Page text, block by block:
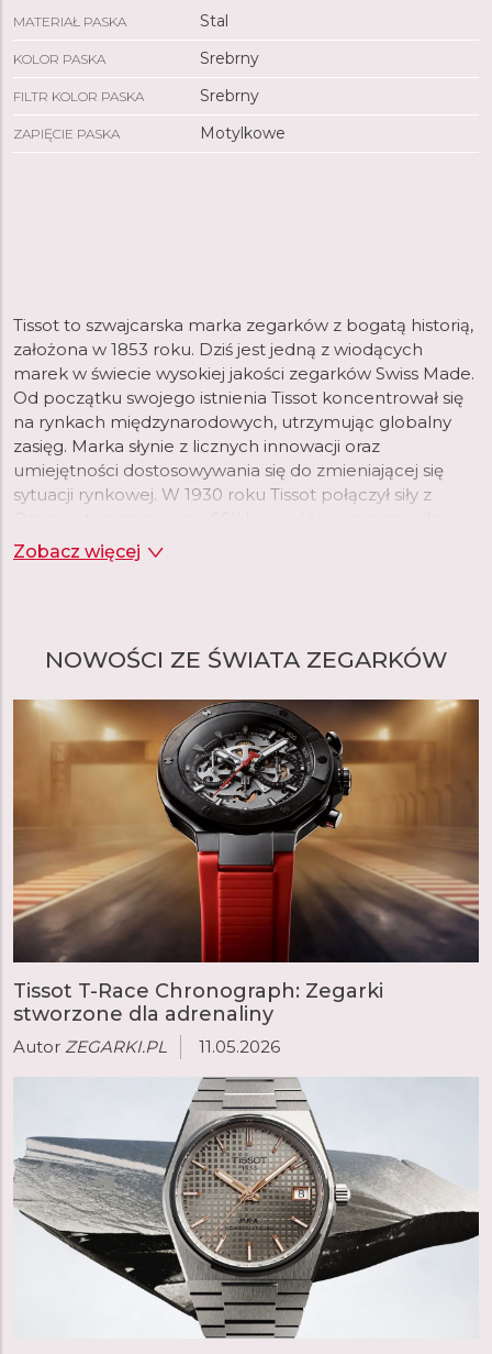
MATERIAŁ PASKA Stal
KOLOR PASKA Srebrny
FILTR KOLOR PASKA Srebrny
ZAPIĘCIE PASKA Motylkowe
Tissot to szwajcarska marka zegarków z bogatą historią,
założona w 1853 roku. Dziś jest jedną z wiodących
marek w świecie wysokiej jakości zegarków Swiss Made.
Od początku swojego istnienia Tissot koncentrował się
na rynkach międzynarodowych, utrzymując globalny
zasięg. Marka słynie z licznych innowacji oraz
umiejętności dostosowywania się do zmieniającej się
sytuacji rynkowej. W 1930 roku Tissot połączył siły z
do powstania Swatch Group.
zegarki wyjątkowe w swojej klasie. Seria T-Pocket
rozpoczęła się historia Tissot, natomiast seria T-Touch to
nowoczesne, inteligentne zegarki z ekranem
dotykowym. Wyjątkowe są także modele z
prawdziwego złota, jak seria T-Gold. W linii T-Sport
znajdziemy szeroki wybór modeli sportowych,
nawiązujących do tradycji marki, która od 1938 roku była
oficjalnym chronometrażystą wyścigów narciarskich, a
obecnie jest zaangażowana w różne dyscypliny
sportowe, od sportów motorowych, przez kolarstwo,
szermierkę, koszykówkę, hokej, po tenis.
W ostatnich latach dużą popularnością cieszy się seria
PRX ze zintegrowaną bransoletą, dostępna w wielu
wersjach różniących się funkcjami, rozmiarem, kolorem,
materiałami i mechanizmem. Inne popularne modele
to Elegant Gentleman oraz nurkowy Seastar. W ofercie
Tissot każdy znajdzie idealny zegarek dla siebie.
Zobacz więcej
NOWOŚCI ZE ŚWIATA ZEGARKÓW
Tissot T-Race Chronograph: Zegarki
stworzone dla adrenaliny
Autor ZEGARKI.PL 11.05.2026